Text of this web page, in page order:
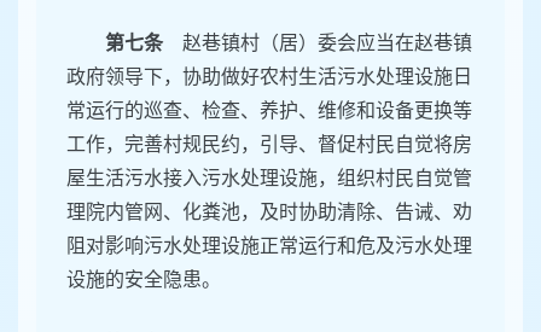
第七条 赵巷镇村（居）委会应当在赵巷镇
政府领导下，协助做好农村生活污水处理设施日
常运行的巡查、检查、养护、维修和设备更换等
工作，完善村规民约，引导、督促村民自觉将房
屋生活污水接入污水处理设施，组织村民自觉管
理院内管网、化粪池，及时协助清除、告诫、劝
阻对影响污水处理设施正常运行和危及污水处理
设施的安全隐患。